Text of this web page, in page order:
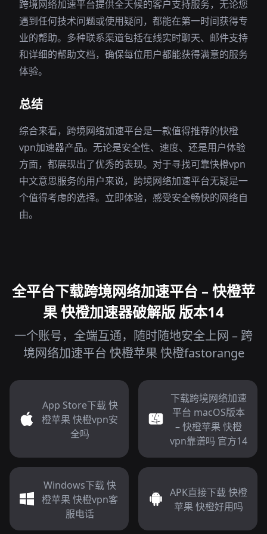
跨境网络加速平台提供全天候的客户支持服务，无论您
遇到任何技术问题或使用疑问，都能在第一时间获得专
业的帮助。多种联系渠道包括在线实时聊天、邮件支持
和详细的帮助文档，确保每位用户都能获得满意的服务
体验。
总结
综合来看，跨境网络加速平台是一款值得推荐的快橙
vpn加速器产品。无论是安全性、速度、还是用户体验
方面，都展现出了优秀的表现。对于寻找可靠快橙vpn
中文意思服务的用户来说，跨境网络加速平台无疑是一
个值得考虑的选择。立即体验，感受安全畅快的网络自
由。
全平台下载跨境网络加速平台 – 快橙苹
果 快橙加速器破解版 版本14
一个账号，全端互通，随时随地安全上网 – 跨
境网络加速平台 快橙苹果 快橙fastorange
App Store下载 快
橙苹果 快橙vpn安
全吗
下载跨境网络加速
平台 macOS版本
– 快橙苹果 快橙
vpn靠谱吗 官方14
Windows下载 快
橙苹果 快橙vpn客
服电话
APK直接下载 快橙
苹果 快橙好用吗